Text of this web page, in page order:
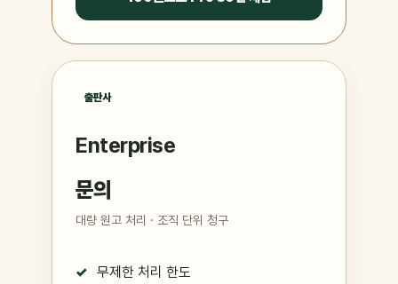
출판사
Enterprise
문의
대량 원고 처리 · 조직 단위 청구
무제한 처리 한도